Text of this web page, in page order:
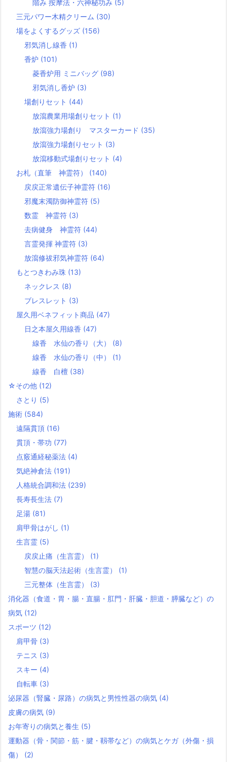
階み 按摩法・六神秘功み (5)
三元パワー木精クリーム (30)
場をよくするグッズ (156)
邪気消し線香 (1)
香炉 (101)
菱香炉用 ミニバッグ (98)
邪気消し香炉 (3)
場創りセット (44)
放瀉農業用場創りセット (1)
放瀉強力場創り マスターカード (35)
放瀉強力場創りセット (3)
放瀉移動式場創りセット (4)
お札（直筆 神霊符） (140)
戻戻正常遺伝子神霊符 (16)
邪魔末濁防御神霊符 (5)
数霊 神霊符 (3)
去病健身 神霊符 (44)
言霊発揮 神霊符 (3)
放瀉修祓邪気神霊符 (64)
もとつきわみ珠 (13)
ネックレス (8)
ブレスレット (3)
屋久用ベネフィット商品 (47)
日之本屋久用線香 (47)
線香 水仙の香り（大） (8)
線香 水仙の香り（中） (1)
線香 白檀 (38)
☆その他 (12)
さとり (5)
施術 (584)
遠隔貫頂 (16)
貫頂・帯功 (77)
点竅通経秘薬法 (4)
気絶神倉法 (191)
人格統合調和法 (239)
長寿長生法 (7)
足湯 (81)
肩甲骨はがし (1)
生言霊 (5)
戻戻止痛（生言霊） (1)
智慧の脳天法起術（生言霊） (1)
三元整体（生言霊） (3)
消化器（食道・胃・腸・直腸・肛門・肝臓・胆道・膵臓など）の
病気 (12)
スポーツ (12)
肩甲骨 (3)
テニス (3)
スキー (4)
自転車 (3)
泌尿器（腎臓・尿路）の病気と男性性器の病気 (4)
皮膚の病気 (9)
お年寄りの病気と養生 (5)
運動器（骨・関節・筋・腱・靱帯など）の病気とケガ（外傷・損
傷） (2)